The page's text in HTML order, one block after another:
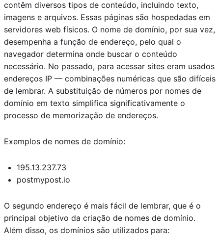
contêm diversos tipos de conteúdo, incluindo texto,
imagens e arquivos. Essas páginas são hospedadas em
servidores web físicos. O nome de domínio, por sua vez,
desempenha a função de endereço, pelo qual o
navegador determina onde buscar o conteúdo
necessário. No passado, para acessar sites eram usados
endereços IP — combinações numéricas que são difíceis
de lembrar. A substituição de números por nomes de
domínio em texto simplifica significativamente o
processo de memorização de endereços.
Exemplos de nomes de domínio:
195.13.237.73
postmypost.io
O segundo endereço é mais fácil de lembrar, que é o
principal objetivo da criação de nomes de domínio.
Além disso, os domínios são utilizados para: